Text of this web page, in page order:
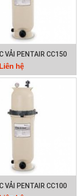
VẢI PENTAIR CC150
Liên hệ
VẢI PENTAIR CC100